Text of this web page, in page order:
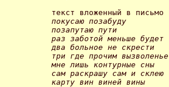
покусаю позабуду
позапутаю пути
раз заботой меньше будет
два больное не скрести
три где прочим вызволенье
мне лишь контурные сны
сам раскрашу сам и склею
карту вин виней вины